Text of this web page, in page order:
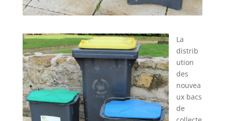
La
distrib
ution
des
nouvea
ux bacs
de